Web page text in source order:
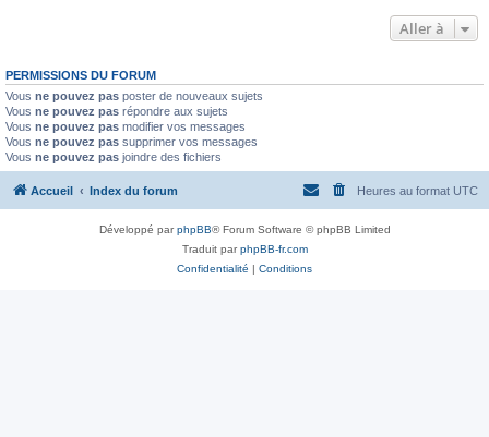
Aller à
PERMISSIONS DU FORUM
Vous ne pouvez pas poster de nouveaux sujets
Vous ne pouvez pas répondre aux sujets
Vous ne pouvez pas modifier vos messages
Vous ne pouvez pas supprimer vos messages
Vous ne pouvez pas joindre des fichiers
Accueil Index du forum Heures au format UTC
Développé parphpBB® Forum Software © phpBB Limited
Traduit parphpBB-fr.com
Confidentialité | Conditions